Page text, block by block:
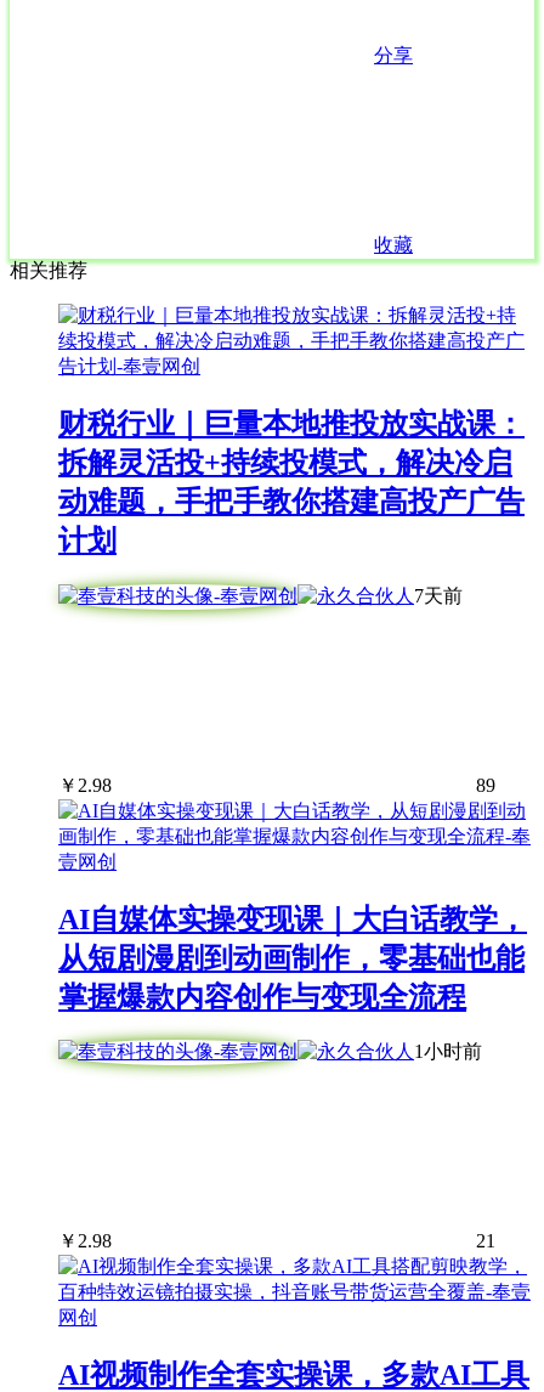
分享
收藏
相关推荐
财税行业｜巨量本地推投放实战课：
拆解灵活投+持续投模式，解决冷启
动难题，手把手教你搭建高投产广告
计划
7天前
￥ 2.98 89
AI自媒体实操变现课｜大白话教学，
从短剧漫剧到动画制作，零基础也能
掌握爆款内容创作与变现全流程
1小时前
￥2.98 21
AI视频制作全套实操课，多款AI工具